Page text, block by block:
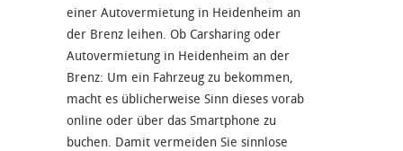
einer Autovermietung in Heidenheim an
der Brenz leihen. Ob Carsharing oder
Autovermietung in Heidenheim an der
Brenz: Um ein Fahrzeug zu bekommen,
macht es üblicherweise Sinn dieses vorab
online oder über das Smartphone zu
buchen. Damit vermeiden Sie sinnlose